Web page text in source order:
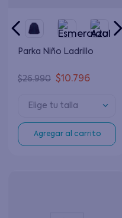
Parka Niño Ladrillo
$26.990 $10.796
Elige tu talla
Agregar al carrito